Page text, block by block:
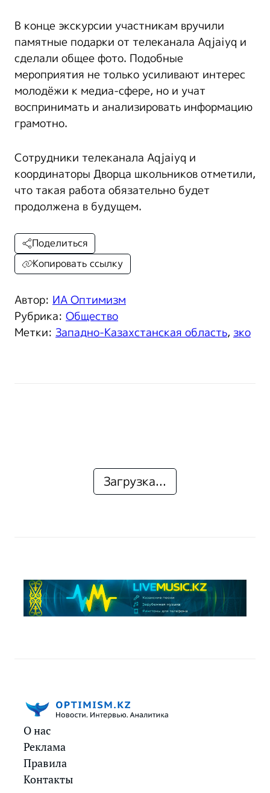
В конце экскурсии участникам вручили
памятные подарки от телеканала Aqjaiyq и
сделали общее фото. Подобные
мероприятия не только усиливают интерес
молодёжи к медиа-сфере, но и учат
воспринимать и анализировать информацию
грамотно.
Сотрудники телеканала Aqjaiyq и
координаторы Дворца школьников отметили,
что такая работа обязательно будет
продолжена в будущем.
Автор: ИА Оптимизм
Рубрика: Общество
Метки: Западно-Казахстанская область, зко
Поделиться
Копировать ссылку
Загрузка...
О нас
Реклама
Правила
Контакты